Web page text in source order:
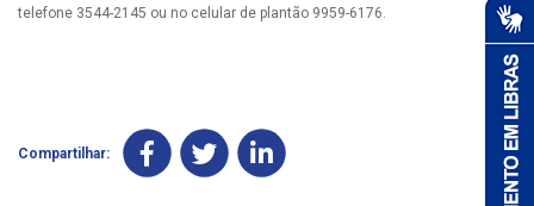
telefone 3544-2145 ou no celular de plantão 9959-6176.
Compartilhar: